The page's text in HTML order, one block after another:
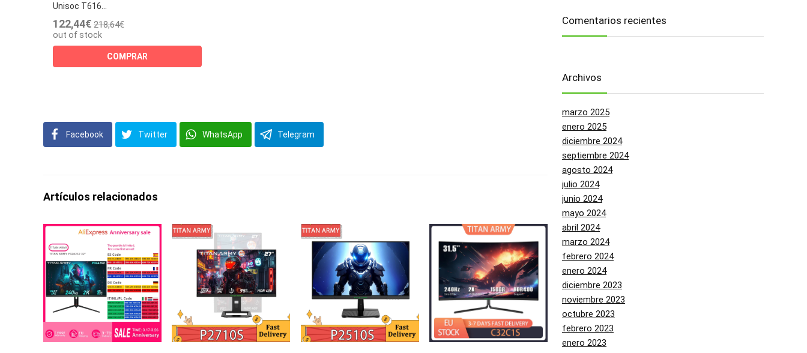
Unisoc T616...
122,44€ 218,64€
out of stock
COMPRAR
Facebook Twitter WhatsApp Telegram
Artículos relacionados
Comentarios recientes
Archivos
marzo 2025
enero 2025
diciembre 2024
septiembre 2024
agosto 2024
julio 2024
junio 2024
mayo 2024
abril 2024
marzo 2024
febrero 2024
enero 2024
diciembre 2023
noviembre 2023
octubre 2023
febrero 2023
enero 2023